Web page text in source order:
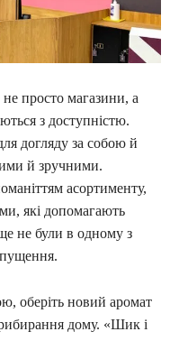
просто магазини, а
з доступністю.
догляду за собою й
й зручними.
асортименту,
які допомагають
не були в одному з
оберіть новий аромат
дому. «Шик і